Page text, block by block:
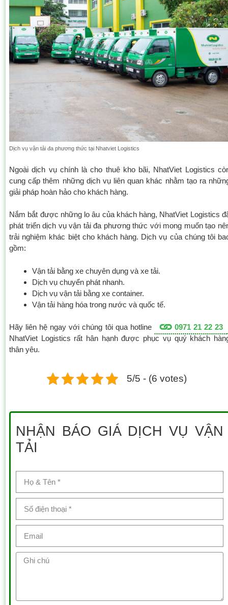
Dịch vụ vận tải đa phương thức tại Nhatviet Logistics
Ngoài dịch vụ chính là cho thuê kho bãi, NhatViet Logistics
cung cấp thêm những dịch vụ liên quan khác nhằm tạo ra
giải pháp hoàn hảo cho khách hàng.
Nắm bắt được những lo âu của khách hàng, NhatViet Logistics
phát triển dịch vụ vận tải đa phương thức với mong muốn tạo
trải nghiệm khác biệt cho khách hàng. Dịch vụ của chúng tôi
gồm:
Vận tải bằng xe chuyên dụng và xe tải.
Dịch vụ chuyển phát nhanh.
Dịch vụ vận tải bằng xe container.
Vận tải hàng hóa trong nước và quốc tế.
Hãy liên hệ ngay với chúng tôi qua hotline
0971 21 22 23
NhatViet Logistics rất hân hạnh được phục vụ quý khách
thân yêu.
5/5 - (6 votes)
NHẬN BÁO GIÁ DỊCH VỤ VẬN
TẢI